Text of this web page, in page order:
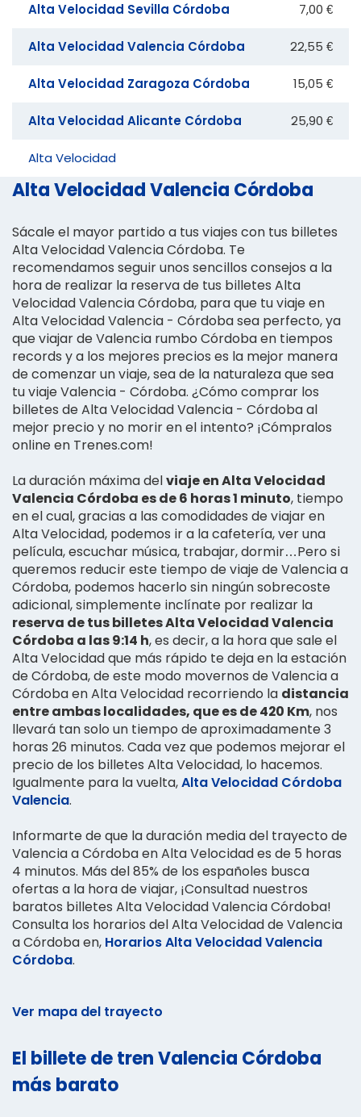
Alta Velocidad Sevilla Córdoba 7,00 €
Alta Velocidad Valencia Córdoba 22,55 €
Alta Velocidad Zaragoza Córdoba 15,05 €
Alta Velocidad Alicante Córdoba 25,90 €
Alta Velocidad
Alta Velocidad Valencia Córdoba
Sácale el mayor partido a tus viajes con tus billetes
Alta Velocidad Valencia Córdoba. Te
recomendamos seguir unos sencillos consejos a la
hora de realizar la reserva de tus billetes Alta
Velocidad Valencia Córdoba, para que tu viaje en
Alta Velocidad Valencia - Córdoba sea perfecto, ya
que viajar de Valencia rumbo Córdoba en tiempos
records y a los mejores precios es la mejor manera
de comenzar un viaje, sea de la naturaleza que sea
tu viaje Valencia - Córdoba. ¿Cómo comprar los
billetes de Alta Velocidad Valencia - Córdoba al
mejor precio y no morir en el intento? ¡Cómpralos
online en Trenes.com!
La duración máxima delviaje en Alta Velocidad
Valencia Córdoba es de 6 horas 1 minuto, tiempo
en el cual, gracias a las comodidades de viajar en
Alta Velocidad, podemos ir a la cafetería, ver una
película, escuchar música, trabajar, dormir…Pero si
queremos reducir este tiempo de viaje de Valencia a
Córdoba, podemos hacerlo sin ningún sobrecoste
adicional, simplemente inclínate por realizar la
reserva de tus billetes Alta Velocidad Valencia
Córdoba a las 9:14 h, es decir, a la hora que sale el
Alta Velocidad que más rápido te deja en la estación
de Córdoba, de este modo movernos de Valencia a
Córdoba en Alta Velocidad recorriendo la distancia
entre ambas localidades, que es de 420 Km, nos
llevará tan solo un tiempo de aproximadamente 3
horas 26 minutos. Cada vez que podemos mejorar el
precio de los billetes Alta Velocidad, lo hacemos.
Igualmente para la vuelta,Alta Velocidad Córdoba
Valencia.
Informarte de que la duración media del trayecto de
Valencia a Córdoba en Alta Velocidad es de 5 horas
4 minutos. Más del 85% de los españoles busca
ofertas a la hora de viajar, ¡Consultad nuestros
baratos billetes Alta Velocidad Valencia Córdoba!
Consulta los horarios del Alta Velocidad de Valencia
a Córdoba en, Horarios Alta Velocidad Valencia
Córdoba.
Ver mapa del trayecto
El billete de tren Valencia Córdoba
más barato